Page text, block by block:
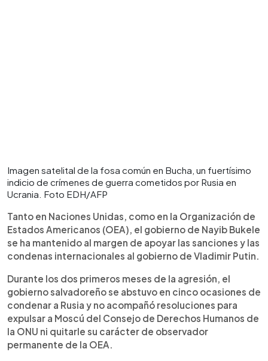
Imagen satelital de la fosa común en Bucha, un fuertísimo
indicio de crímenes de guerra cometidos por Rusia en
Ucrania. Foto EDH/AFP
Tanto en Naciones Unidas, como en la Organización de
Estados Americanos (OEA), el gobierno de Nayib Bukele
se ha mantenido al margen de apoyar las sanciones y las
condenas internacionales al gobierno de Vladimir Putin.
Durante los dos primeros meses de la agresión, el
gobierno salvadoreño se abstuvo en cinco ocasiones de
condenar a Rusia y no acompañó resoluciones para
expulsar a Moscú del Consejo de Derechos Humanos de
la ONU ni quitarle su carácter de observador
permanente de la OEA.